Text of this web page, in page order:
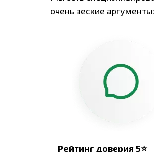
очень веские аргументы:
Рейтинг доверия 5⭐